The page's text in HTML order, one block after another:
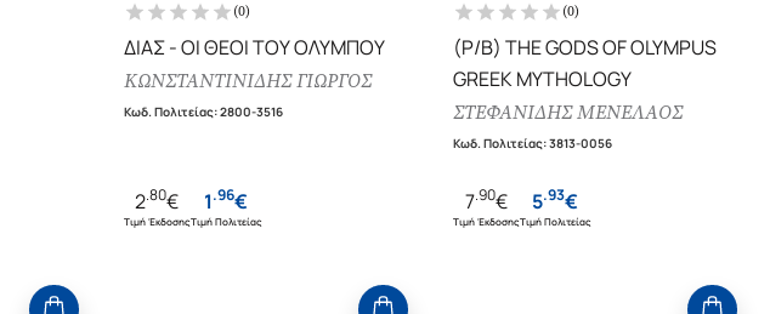
(0)
ΔΙΑΣ - ΟΙ ΘΕΟΙ ΤΟΥ ΟΛΥΜΠΟΥ
ΚΩΝΣΤΑΝΤΙΝΙΔΗΣ ΓΙΩΡΓΟΣ
Κωδ. Πολιτείας:2800-3516
2.80€
Τιμή Έκδοσης
1.96€
Τιμή Πολιτείας
(0)
(P/B) THE GODS OF OLYMPUS
GREEK MYTHOLOGY
ΣΤΕΦΑΝΙΔΗΣ ΜΕΝΕΛΑΟΣ
Κωδ. Πολιτείας:3813-0056
7.90€
Τιμή Έκδοσης
5.93€
Τιμή Πολιτείας